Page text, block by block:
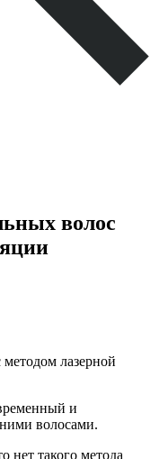
волос
и
волосами.
нет такого метода